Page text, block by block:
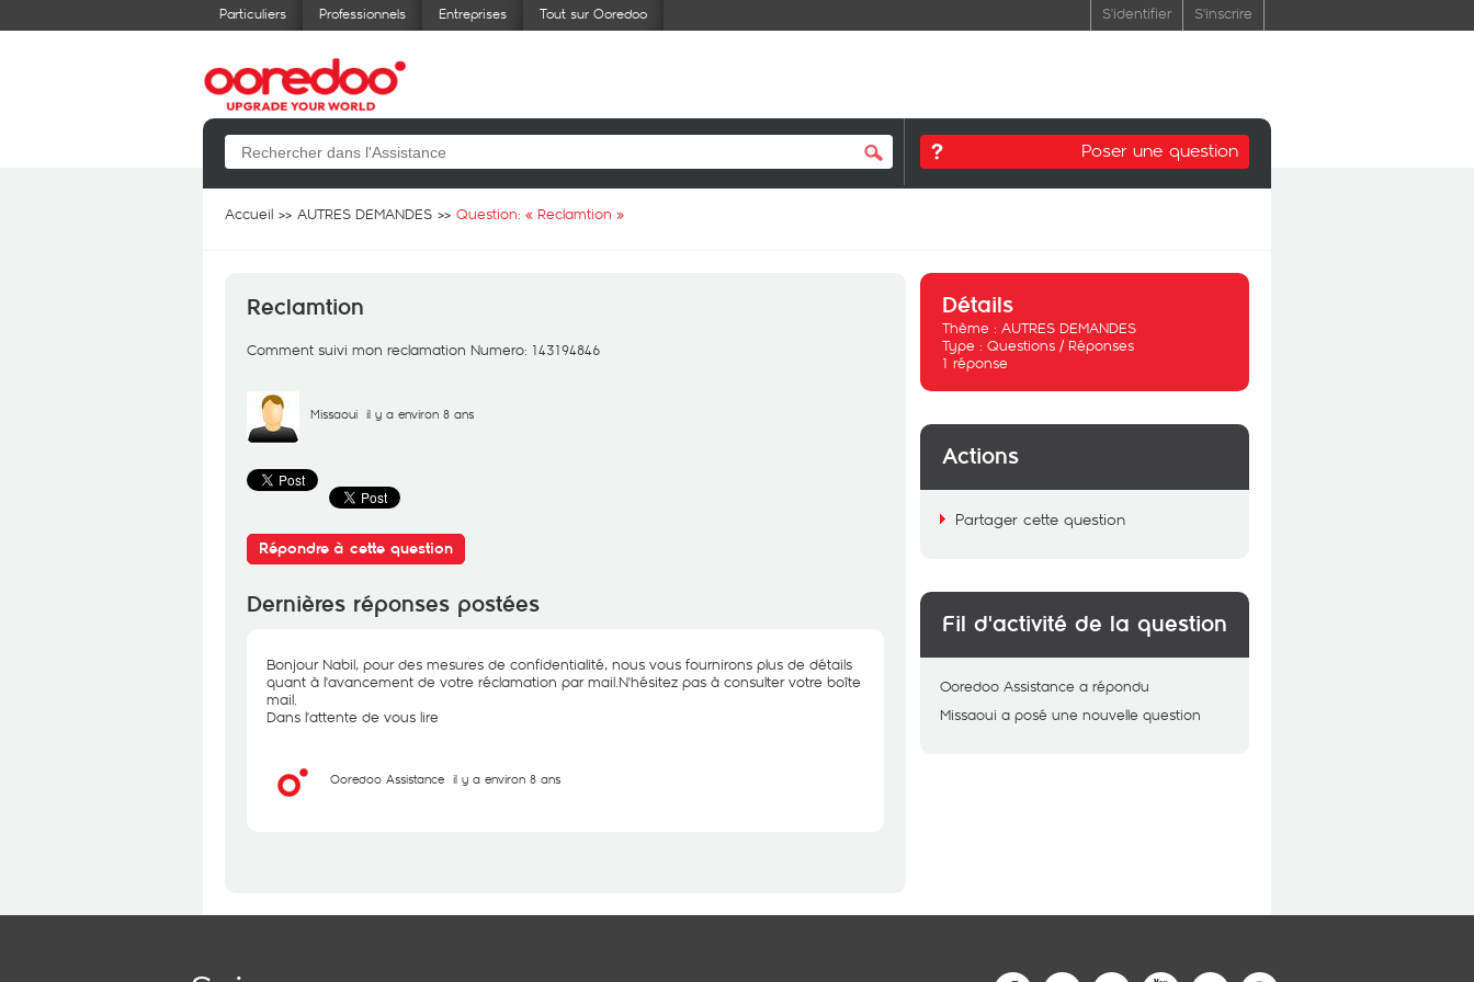
Particuliers Professionnels Entreprises Tout sur Ooredoo S'identifier S'inscrire
Poser une question
Accueil AUTRES DEMANDES Question: « Reclamtion »
Reclamtion
Comment suivi mon reclamation Numero: 143194846
Missaoui il y a environ 8 ans
Répondre à cette question
Dernières réponses postées
Bonjour Nabil, pour des mesures de confidentialité, nous vous fournirons plus de détails
quant à l'avancement de votre réclamation par mail.N'hésitez pas à consulter votre boîte
mail.
Dans l'attente de vous lire
Ooredoo Assistance il y a environ 8 ans
Détails
Thème : AUTRES DEMANDES
Type : Questions / Réponses
1 réponse
Actions
Partager cette question
Fil d'activité de la question
Ooredoo Assistance a répondu
Missaoui a posé une nouvelle question